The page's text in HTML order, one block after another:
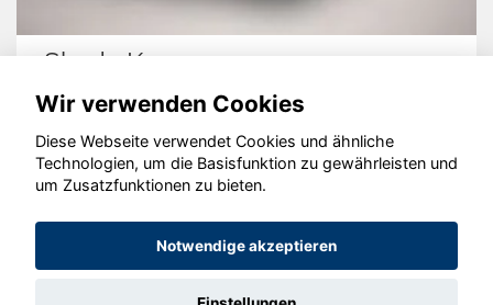
Cupra
© konjunkturmotor.de GmbH 2020 - 2026
Wir verwenden Cookies
Diese Webseite verwendet Cookies und ähnliche
Technologien, um die Basisfunktion zu gewährleisten und
um Zusatzfunktionen zu bieten.
Notwendige akzeptieren